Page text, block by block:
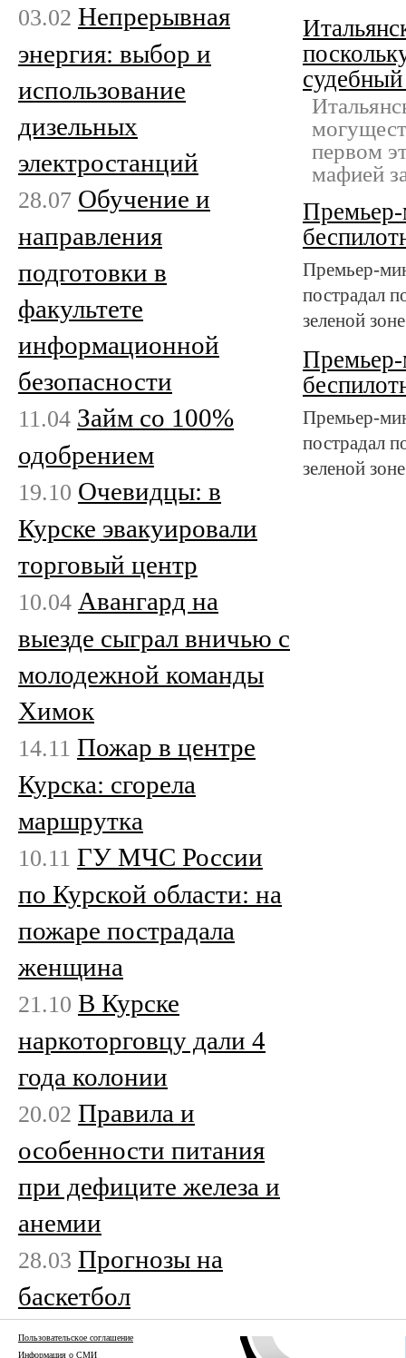
первом
мафией
Премьер-
Премьер-
пострадал
зеленой
Премьер-
Премьер-
пострадал
зеленой
03.02 Непрерывная
энергия: выбор и
использование
дизельных
электростанций
28.07 Обучение и
направления
подготовки в
факультете
информационной
безопасности
11.04 Займ со 100%
одобрением
19.10 Очевидцы: в
Курске эвакуировали
торговый центр
10.04 Авангард на
выезде сыграл вничью с
молодежной команды
Химок
14.11 Пожар в центре
Курска: сгорела
маршрутка
10.11 ГУ МЧС России
по Курской области: на
пожаре пострадала
женщина
21.10 В Курске
наркоторговцу дали 4
года колонии
20.02 Правила и
особенности питания
при дефиците железа и
анемии
28.03 Прогнозы на
баскетбол
Пользовательское соглашение
Информация о СМИ